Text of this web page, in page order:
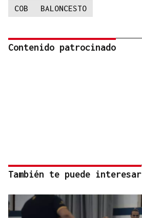
COB BALONCESTO
Contenido patrocinado
También te puede interesar